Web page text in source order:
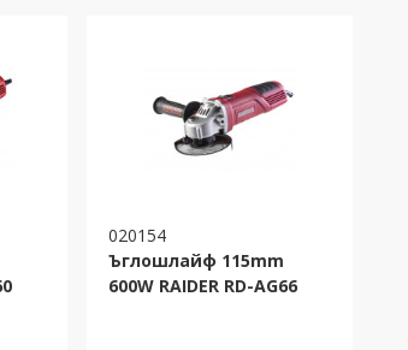
020154
Ъглошлайф 115mm
600W RAIDER RD-AG66